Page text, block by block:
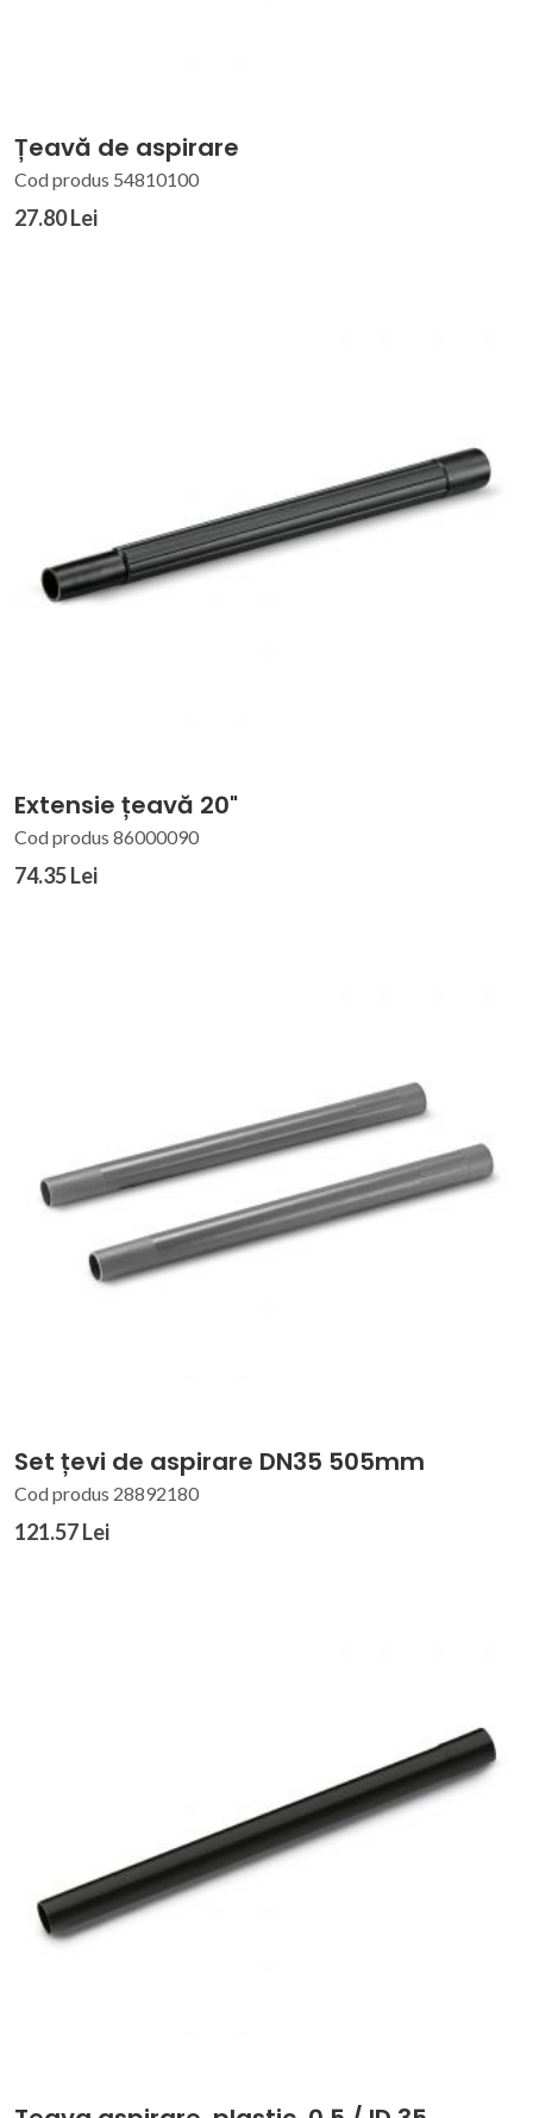
Țeavă de aspirare
Cod produs 54810100
27.80 Lei
Extensie țeavă 20"
Cod produs 86000090
74.35 Lei
Set țevi de aspirare DN35 505mm
Cod produs 28892180
121.57 Lei